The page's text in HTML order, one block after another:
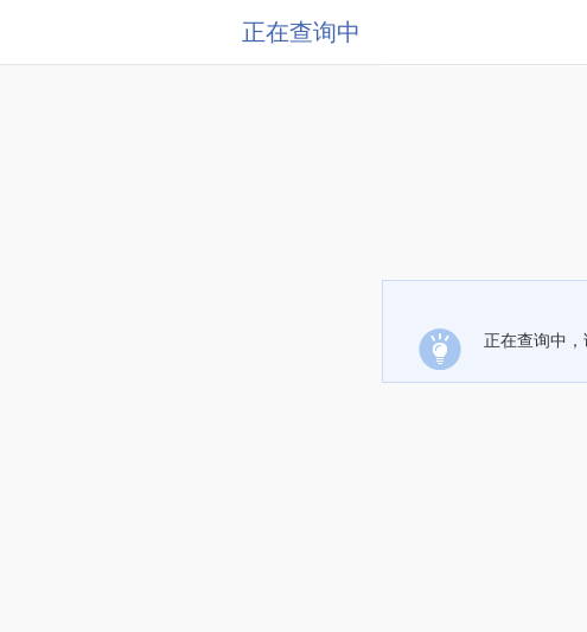
正在查询中
正在查询中